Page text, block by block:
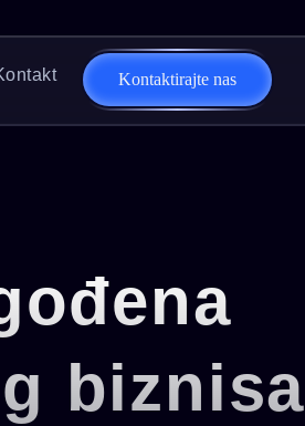
Kontaktirajte nas
biznisa